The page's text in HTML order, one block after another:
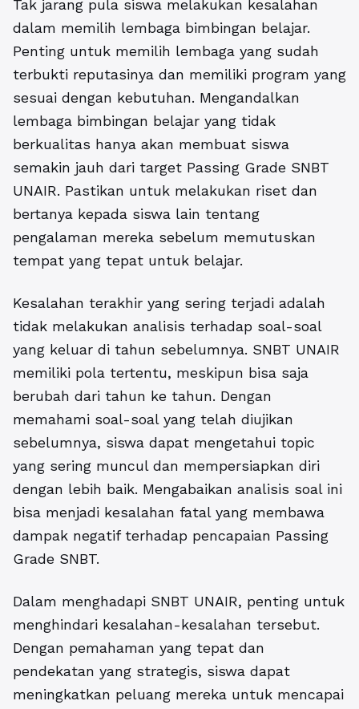
Tak jarang pula siswa melakukan kesalahan
dalam memilih lembaga bimbingan belajar.
Penting untuk memilih lembaga yang sudah
terbukti reputasinya dan memiliki program yang
sesuai dengan kebutuhan. Mengandalkan
lembaga bimbingan belajar yang tidak
berkualitas hanya akan membuat siswa
semakin jauh dari target Passing Grade SNBT
UNAIR. Pastikan untuk melakukan riset dan
bertanya kepada siswa lain tentang
pengalaman mereka sebelum memutuskan
tempat yang tepat untuk belajar.
Kesalahan terakhir yang sering terjadi adalah
tidak melakukan analisis terhadap soal-soal
yang keluar di tahun sebelumnya. SNBT UNAIR
memiliki pola tertentu, meskipun bisa saja
berubah dari tahun ke tahun. Dengan
memahami soal-soal yang telah diujikan
sebelumnya, siswa dapat mengetahui topic
yang sering muncul dan mempersiapkan diri
dengan lebih baik. Mengabaikan analisis soal ini
bisa menjadi kesalahan fatal yang membawa
dampak negatif terhadap pencapaian Passing
Grade SNBT.
Dalam menghadapi SNBT UNAIR, penting untuk
menghindari kesalahan-kesalahan tersebut.
Dengan pemahaman yang tepat dan
pendekatan yang strategis, siswa dapat
meningkatkan peluang mereka untuk mencapai